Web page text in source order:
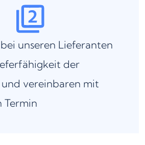
unseren Lieferanten
der
und vereinbaren mit
Termin